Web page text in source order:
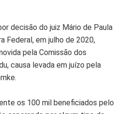
decisão do juiz Mário de Paula
Federal, em julho de 2020,
pela Comissão dos
causa levada em juízo pela
os 100 mil beneficiados pelo